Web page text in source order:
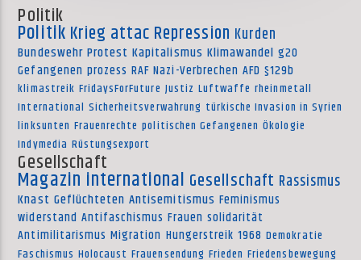
Politik
Politik Krieg attac Repression Kurden
Bundeswehr Protest Kapitalismus Klimawandel g20
Gefangenen prozess RAF Nazi-Verbrechen AFD §129b
klimastreik FridaysForFuture Justiz Luftwaffe rheinmetall
International Sicherheitsverwahrung türkische Invasion in Syrien
linksunten Frauenrechte politischen Gefangenen Ökologie
Indymedia Rüstungsexport
Gesellschaft
Magazin international Gesellschaft Rassismus
Knast Geflüchteten Antisemitismus Feminismus
widerstand Antifaschismus Frauen solidarität
Antimilitarismus Migration Hungerstreik 1968 Demokratie
Faschismus Holocaust Frauensendung Frieden Friedensbewegung